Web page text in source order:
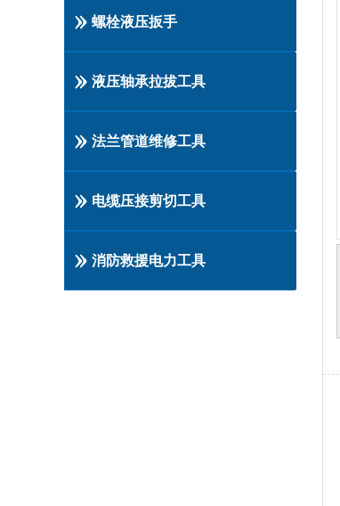
螺栓液压扳手
液压轴承拉拔工具
法兰管道维修工具
电缆压接剪切工具
消防救援电力工具